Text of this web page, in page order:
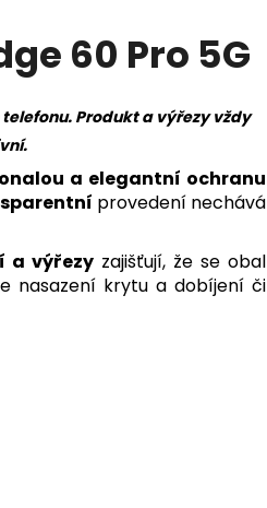
60 Pro 5G
Produkt a výřezy vždy
a elegantní ochranu
provedení nechává
a výřezy zajišťují, že se obal
nasazení krytu a dobíjení či